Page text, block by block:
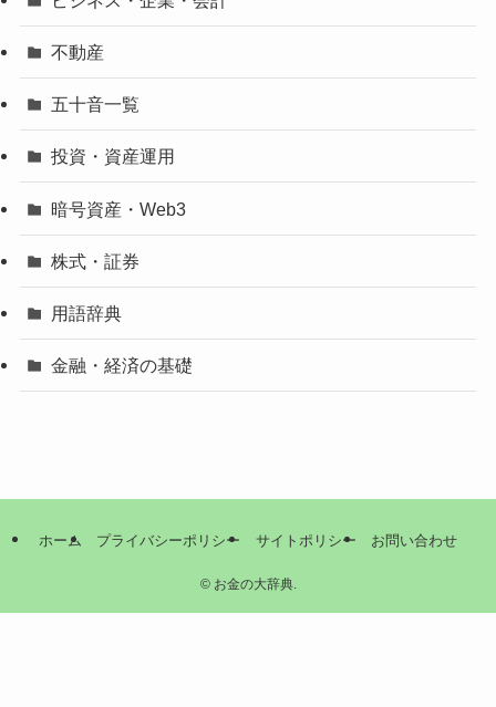
不動産
五十音一覧
投資・資産運用
暗号資産・Web3
株式・証券
用語辞典
金融・経済の基礎
ホーム プライバシーポリシー サイトポリシー お問い合わせ
©お金の大辞典.